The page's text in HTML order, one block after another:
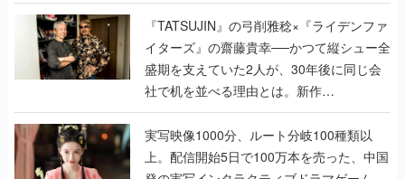
く
『TATSUJIN』の弓削雅稔×『ライデンファ
イターズ』の齋藤貴幸──かつて縦シュー全
盛期を支えていた2人が、30年後に同じ会
社で机を並べる理由とは。新作
『TATSUJIN EXTREME』で初タッグを組
んだレジェンド2人に訊く開発秘話
実写映像1000分、ルート分岐100種類以
上。配信開始5日で100万本を売った、中国